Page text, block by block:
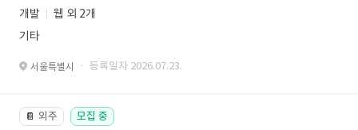
개발
웹 외 2개
기타
서울특별시 · 등록일자 2026.07.23.
📔 외주 모집 중